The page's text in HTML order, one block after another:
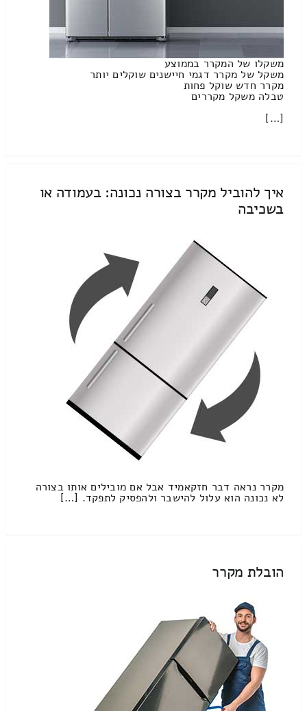
משקלו של המקרר בממוצע
משקל של מקרר דגמי חיישנים שוקלים יותר
מקרר חדש שוקל פחות
טבלה משקל מקררים
[…]
איך להוביל מקרר בצורה נכונה: בעמודה או
בשכיבה
מקרר נראה דבר חזקאמיד אבל אם מובילים אותו בצורה
לא נכונה הוא עלול להישבר ולהפסיק לתפקד. […]
הובלת מקרר